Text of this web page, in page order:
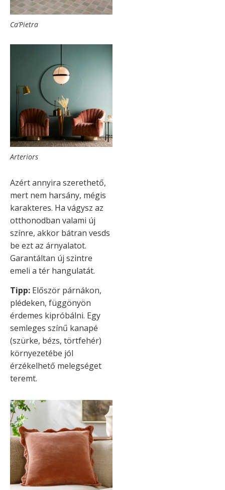
Ca’Pietra
Arteriors
Azért annyira szerethető,
mert nem harsány, mégis
karakteres. Ha vágysz az
otthonodban valami új
színre, akkor bátran vesds
be ezt az árnyalatot.
Garantáltan új szintre
emeli a tér hangulatát.
Tipp: Először párnákon,
plédeken, függönyön
érdemes kipróbálni. Egy
semleges színű kanapé
(szürke, bézs, törtfehér)
környezetébe jól
érzékelhető melegséget
teremt.